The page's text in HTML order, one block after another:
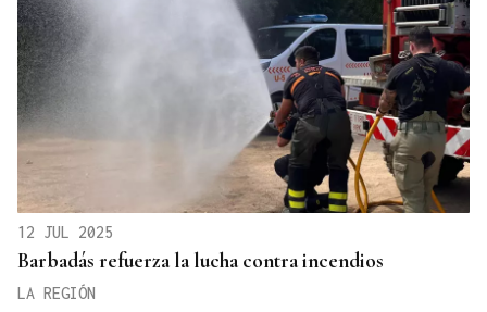
12 JUL 2025
Barbadás refuerza la lucha contra incendios
LA REGIÓN